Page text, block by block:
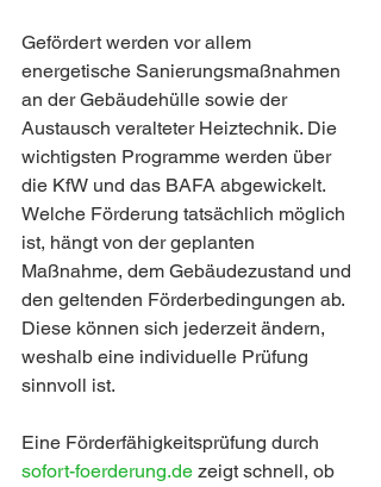
Gefördert werden vor allem
energetische Sanierungsmaßnahmen
an der Gebäudehülle sowie der
Austausch veralteter Heiztechnik. Die
wichtigsten Programme werden über
die KfW und das BAFA abgewickelt.
Welche Förderung tatsächlich möglich
ist, hängt von der geplanten
Maßnahme, dem Gebäudezustand und
den geltenden Förderbedingungen ab.
Diese können sich jederzeit ändern,
weshalb eine individuelle Prüfung
sinnvoll ist.
Eine Förderfähigkeitsprüfung durch
sofort-foerderung.de zeigt schnell, ob